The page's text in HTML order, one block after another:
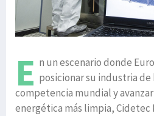
E n un escenario donde
posicionar su industria
competencia mundial y
energética más limpia, Cidetec